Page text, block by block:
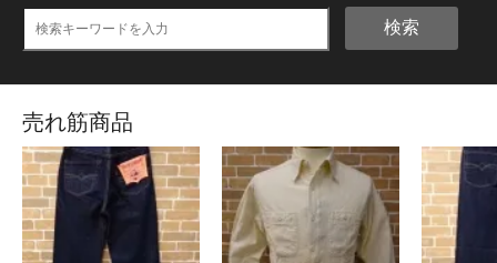
検索
売れ筋商品